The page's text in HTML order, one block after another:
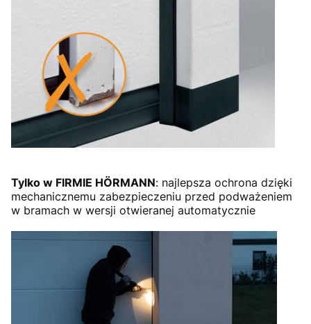
Tylko w FIRMIE HÖRMANN: najlepsza ochrona dzięki
mechanicznemu zabezpieczeniu przed podważeniem
w bramach w wersji otwieranej automatycznie